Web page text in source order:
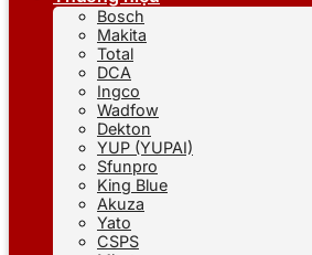
Bosch
Makita
Total
DCA
Ingco
Wadfow
Dekton
YUP (YUPAI)
Sfunpro
King Blue
Akuza
Yato
CSPS